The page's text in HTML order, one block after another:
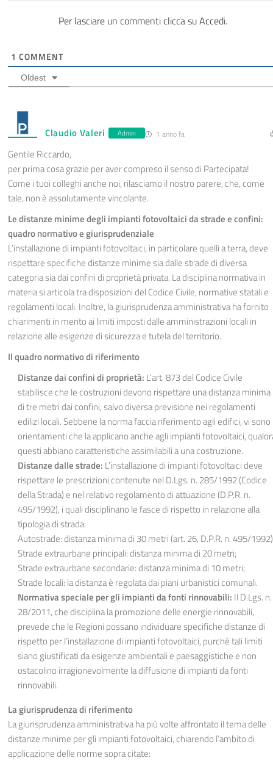
Per lasciare un commenti clicca su Accedi.
1 COMMENT
Oldest
Claudio Valeri Admin 1 anno fa
Gentile Riccardo,
per prima cosa grazie per aver compreso il senso di Partecipata!
Come i tuoi colleghi anche noi, rilasciamo il nostro parere, che, come
tale, non è assolutamente vincolante.
Le distanze minime degli impianti fotovoltaici da strade e confini:
quadro normativo e giurisprudenziale
L’installazione di impianti fotovoltaici, in particolare quelli a terra, deve
rispettare specifiche distanze minime sia dalle strade di diversa
categoria sia dai confini di proprietà privata. La disciplina normativa in
materia si articola tra disposizioni del Codice Civile, normative statali e
regolamenti locali. Inoltre, la giurisprudenza amministrativa ha fornito
chiarimenti in merito ai limiti imposti dalle amministrazioni locali in
relazione alle esigenze di sicurezza e tutela del territorio.
Il quadro normativo di riferimento
Distanze dai confini di proprietà: L’art. 873 del Codice Civile
stabilisce che le costruzioni devono rispettare una distanza minima
di tre metri dai confini, salvo diversa previsione nei regolamenti
edilizi locali. Sebbene la norma faccia riferimento agli edifici, vi sono
orientamenti che la applicano anche agli impianti fotovoltaici,
questi abbiano caratteristiche assimilabili a una costruzione.
Distanze dalle strade: L’installazione di impianti fotovoltaici deve
rispettare le prescrizioni contenute nel D.Lgs. n. 285/1992 (Codice
della Strada) e nel relativo regolamento di attuazione (D.P.R. n.
495/1992), i quali disciplinano le fasce di rispetto in relazione alla
tipologia di strada:
Autostrade: distanza minima di 30 metri (art. 26, D.P.R. n. 495/
Strade extraurbane principali: distanza minima di 20 metri;
Strade extraurbane secondarie: distanza minima di 10 metri;
Strade locali: la distanza è regolata dai piani urbanistici comunali.
Normativa speciale per gli impianti da fonti rinnovabili: Il D.Lgs. n.
28/2011, che disciplina la promozione delle energie rinnovabili,
prevede che le Regioni possano individuare specifiche distanze di
rispetto per l’installazione di impianti fotovoltaici, purché tali limiti
siano giustificati da esigenze ambientali e paesaggistiche e non
ostacolino irragionevolmente la diffusione di impianti da fonti
rinnovabili.
La giurisprudenza di riferimento
La giurisprudenza amministrativa ha più volte affrontato il tema delle
distanze minime per gli impianti fotovoltaici, chiarendo l’ambito di
applicazione delle norme sopra citate: